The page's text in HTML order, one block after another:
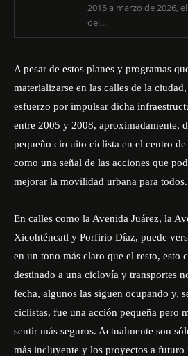
2015 a marzo de 2026,
del...
A pesar de estos planes y programas
materializarse en las calles de la
esfuerzo por impulsar dicha
entre 2005 y 2008, aproximadamente,
pequeño circuito ciclista en el centro
como una señal de las acciones que
mejorar la movilidad urbana para todos.
En calles como la Avenida Juárez, la
Xicohténcatl y Porfirio Díaz, puede
en un tono más claro que el resto, esto
destinado a una ciclovía y transportes
fecha, algunos las siguen ocupando y,
ciclistas, fue una acción pequeña pero
sentir más seguros. Actualmente son
más incluyente y los proyectos a futuro